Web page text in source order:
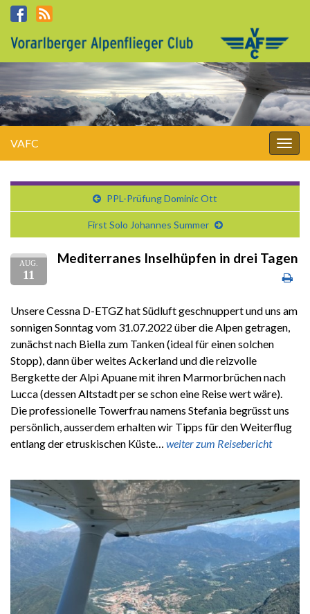
VAFC
PPL-Prüfung Dominic Ott
First Solo Johannes Summer
AUG.
11
Mediterranes Inselhüpfen in drei Tagen
Unsere Cessna D-ETGZ hat Südluft geschnuppert und uns am
sonnigen Sonntag vom 31.07.2022 über die Alpen getragen,
zunächst nach Biella zum Tanken (ideal für einen solchen
Stopp), dann über weites Ackerland und die reizvolle
Bergkette der Alpi Apuane mit ihren Marmorbrüchen nach
Lucca (dessen Altstadt per se schon eine Reise wert wäre).
Die professionelle Towerfrau namens Stefania begrüsst uns
persönlich, ausserdem erhalten wir Tipps für den Weiterflug
entlang der etruskischen Küste… weiter zum Reisebericht